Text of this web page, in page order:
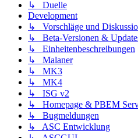
↳ Duelle
Development
↳ Vorschläge und
↳ Beta-Versionen &
↳ Einheitenbeschreibungen
↳ Malaner
↳ MK3
↳ MK4
↳ ISG v2
↳ Homepage & PBEM
↳ Bugmeldungen
↳ ASC Entwicklung